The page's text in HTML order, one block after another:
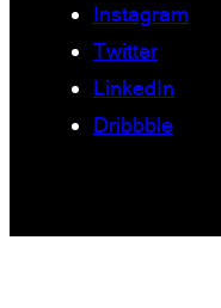
Instagram
Twitter
LinkedIn
Dribbble